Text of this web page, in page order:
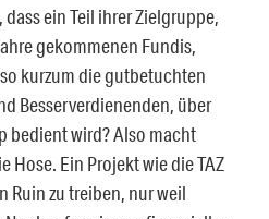
dass ein Teil ihrer Zielgruppe,
gekommenen Fundis,
kurzum die gutbetuchten
Besserverdienenden, über
bedient wird? Also macht
Hose. Ein Projekt wie die TAZ
Ruin zu treiben, nur weil